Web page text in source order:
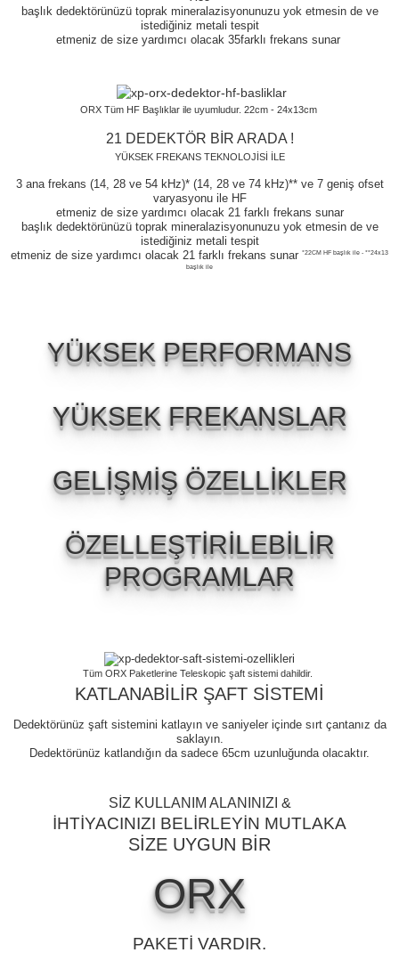
başlık dedektörünüzü toprak mineralazisyonunuzu yok etmesin de ve
istediğiniz metali tespit
etmeniz de size yardımcı olacak 35farklı frekans sunar
ORX Tüm HF Başlıklar ile uyumludur. 22cm - 24x13cm
21 DEDEKTÖR BİR ARADA !
YÜKSEK FREKANS TEKNOLOJİSİ İLE
3 ana frekans (14, 28 ve 54 kHz)* (14, 28 ve 74 kHz)** ve 7 geniş ofset
varyasyonu ile HF
etmeniz de size yardımcı olacak 21 farklı frekans sunar
başlık dedektörünüzü toprak mineralazisyonunuzu yok etmesin de ve
istediğiniz metali tespit
etmeniz de size yardımcı olacak 21 farklı frekans sunar *22CM HF başlık ile - **24x13
başlık ile
YÜKSEK PERFORMANS
YÜKSEK FREKANSLAR
GELİŞMİŞ ÖZELLİKLER
ÖZELLEŞTİRİLEBİLİR
PROGRAMLAR
Tüm ORX Paketlerine Teleskopic şaft sistemi dahildir.
KATLANABİLİR ŞAFT SİSTEMİ
Dedektörünüz şaft sistemini katlayın ve saniyeler içinde sırt çantanız da
saklayın.
Dedektörünüz katlandığın da sadece 65cm uzunluğunda olacaktır.
SİZ KULLANIM ALANINIZI &
İHTİYACINIZI BELİRLEYİN MUTLAKA
SİZE UYGUN BİR
ORX
PAKETİ VARDIR.